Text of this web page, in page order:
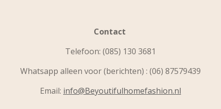
Contact
Telefoon: (085) 130 3681
Whatsapp alleen voor (berichten) : (06) 87579439
Email: info@Beyoutifulhomefashion.nl